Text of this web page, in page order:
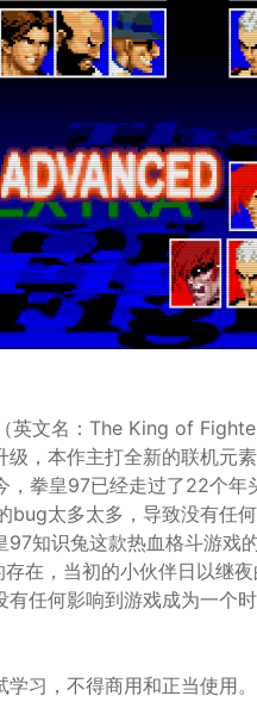
英文名：The King of
，本作主打全新的联机元
，拳皇97已经走过了22个年
bug太多太多，导致没有任
知识兔这款热血格斗游戏的
在，当初的小伙伴日以继
任何影响到游戏成为一个
习，不得商用和正当使用。